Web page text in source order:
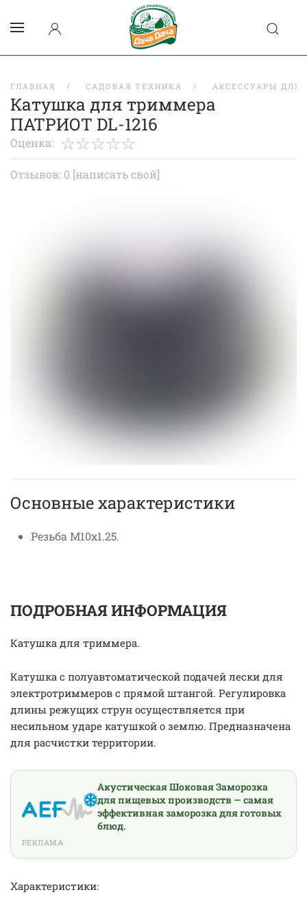
ГЛАВНАЯ САДОВАЯ ТЕХНИКА АКСЕССУАРЫ ДЛЯ
Катушка для триммера
ПАТРИОТ DL-1216
Оценка:
Отзывов: 0 [написать свой]
Основные характеристики
Резьба М10х1.25.
ПОДРОБНАЯ ИНФОРМАЦИЯ
Катушка для триммера.
Катушка с полуавтоматической подачей лески для
электротриммеров с прямой штангой. Регулировка
длины режущих струн осуществляется при
несильном ударе катушкой о землю. Предназначена
для расчистки территории.
Акустическая Шоковая Заморозка
для пищевых производств — самая
эффективная заморозка для готовых
блюд.
РЕКЛАМА
Характеристики: